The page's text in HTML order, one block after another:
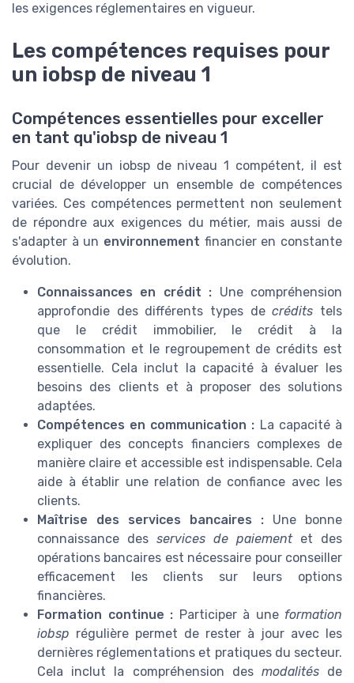
les exigences réglementaires en vigueur.
Les compétences requises pour
un iobsp de niveau 1
Compétences essentielles pour exceller
en tant qu'iobsp de niveau 1
Pour devenir un iobsp de niveau 1 compétent, il est
crucial de développer un ensemble de compétences
variées. Ces compétences permettent non seulement
de répondre aux exigences du métier, mais aussi de
s'adapter à un environnement financier en constante
évolution.
Connaissances en crédit : Une compréhension
approfondie des différents types decrédits tels
que le crédit immobilier, le crédit à la
consommation et le regroupement de crédits est
essentielle. Cela inclut la capacité à évaluer les
besoins des clients et à proposer des solutions
adaptées.
Compétences en communication : La capacité à
expliquer des concepts financiers complexes de
manière claire et accessible est indispensable. Cela
aide à établir une relation de confiance avec les
clients.
Maîtrise des services bancaires : Une bonne
connaissance des services de paiementet des
opérations bancaires est nécessaire pour conseiller
efficacement les clients sur leurs options
financières.
Formation continue : Participer à une formation
iobsp régulière permet de rester à jour avec les
dernières réglementations et pratiques du secteur.
Cela inclut la compréhension des modalitésde